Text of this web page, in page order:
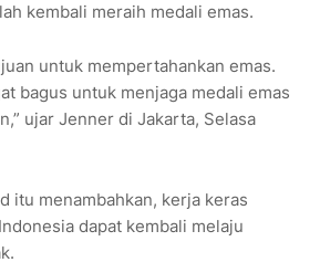
kembali meraih medali emas.
untuk mempertahankan emas.
bagus untuk menjaga medali emas
ujar Jenner di Jakarta, Selasa
itu menambahkan, kerja keras
dapat kembali melaju